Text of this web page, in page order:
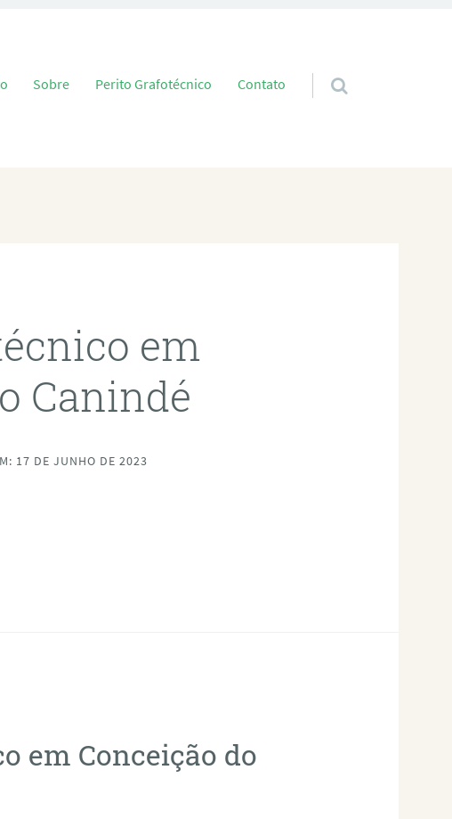
para o conteúdo
Sobre Perito Grafotécnico Contato
em
Canindé
17 DE JUNHO DE 2023
em Conceição do